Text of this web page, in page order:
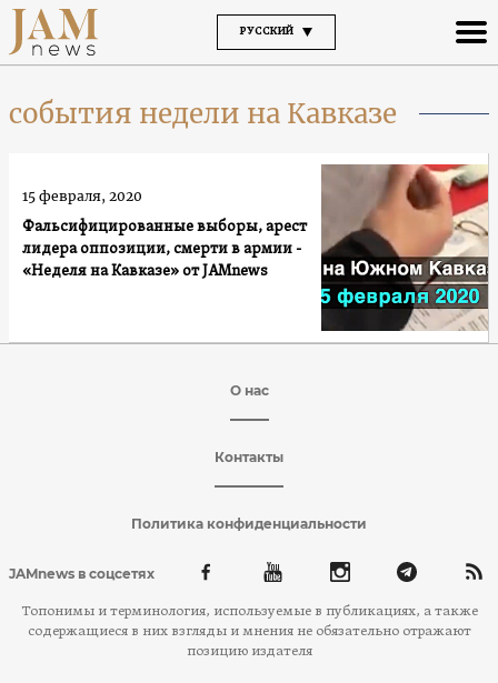
РУССКИЙ
события недели на Кавказе
Фальсифицированные выборы, арест
лидера оппозиции, смерти в армии -
«Неделя на Кавказе» от JAMnews
15 февраля, 2020
О нас
Контакты
Политика конфиденциальности
JAMnews в соцсетях
Топонимы и терминология, используемые в публикациях, а также
содержащиеся в них взгляды и мнения не обязательно отражают
позицию издателя